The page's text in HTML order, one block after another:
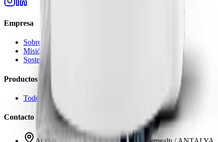
Empresa
Sobre Nosotros
Misión y Visión
Sostenibilidad
Productos
Todos los Productos
Contacto